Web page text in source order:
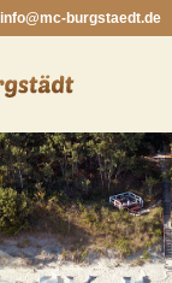
info@mc-burgstaedt.de